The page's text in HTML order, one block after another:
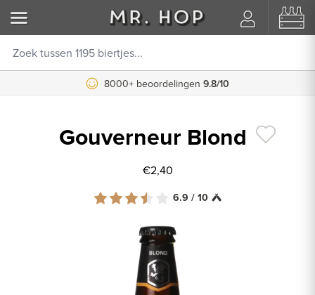
8000+ beoordelingen 9.8/10
Gouverneur Blond
€2,40
6.9 / 10